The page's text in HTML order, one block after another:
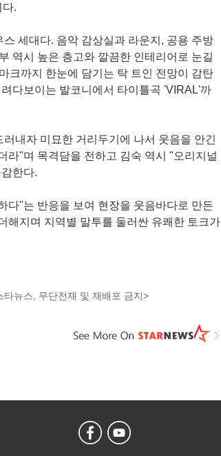
.
세대다. 음악 감상실과 라운지, 공용 주방
역시 높은 층고와 깔끔한 인테리어로 눈길
크까지 한눈에 담기는 탁 트인 전망이 감탄
다보이는 발코니에서 타이틀곡 'VIRAL'까
내자 미묘한 거리두기에 나서 웃음을 안긴
라"며 목격담을 전하고 김숙 역시 "오리지널
한다.
다"는 반응을 보여 현장을 웃음바다로 만든
해지며 지역별 말투를 둘러싼 유쾌한 토크가
타뉴스, 무단전재 및 재배포 금지>